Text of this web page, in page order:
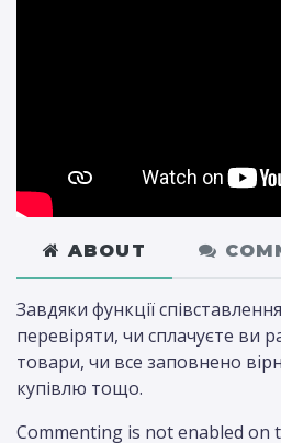
ABOUT
Завдяки функції
перевіряти, чи сплачуєте ви
товари, чи все заповнено
купівлю тощо.
Commenting is not enabled on